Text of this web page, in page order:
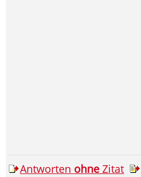
Antworten ohne Zitat